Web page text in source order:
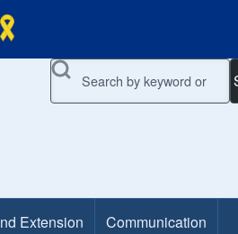
Search
Extension Communication